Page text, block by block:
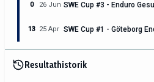
0 26 Jun SWE Cup #3 - Enduro
13 25 Apr SWE Cup #1 - Göteborg
Resultathistorik